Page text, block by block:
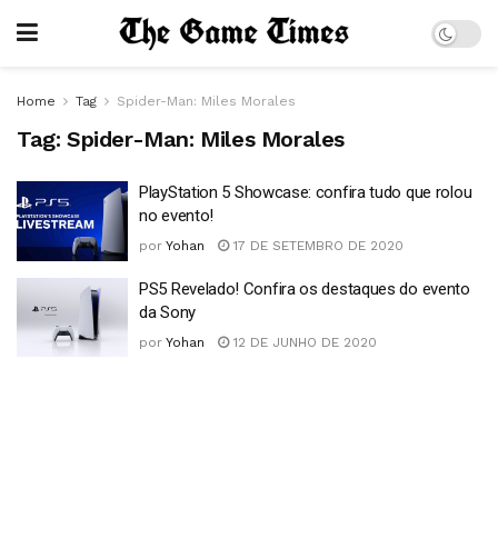
Home Tag Spider-Man: Miles Morales
Tag: Spider-Man: Miles Morales
PlayStation 5 Showcase: confira tudo que rolou
no evento!
por Yohan 17 DE SETEMBRO DE 2020
PS5 Revelado! Confira os destaques do evento
da Sony
por Yohan 12 DE JUNHO DE 2020